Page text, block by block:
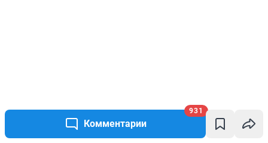
Комментарии
931